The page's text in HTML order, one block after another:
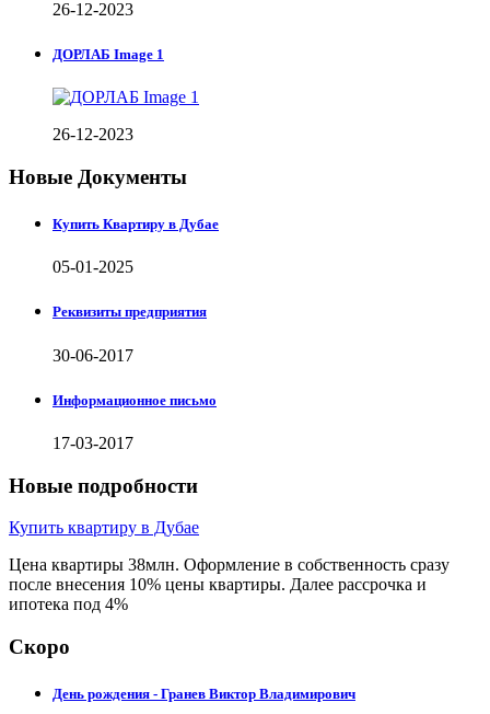
26-12-2023
ДОРЛАБ Image 1
26-12-2023
Новые Документы
Купить Квартиру в Дубае
05-01-2025
Реквизиты предприятия
30-06-2017
Информационное письмо
17-03-2017
Новые подробности
Купить квартиру в Дубае
Цена квартиры 38млн. Оформление в собственность сразу
после внесения 10% цены квартиры. Далее рассрочка и
ипотека под 4%
Скоро
День рождения - Гранев Виктор Владимирович